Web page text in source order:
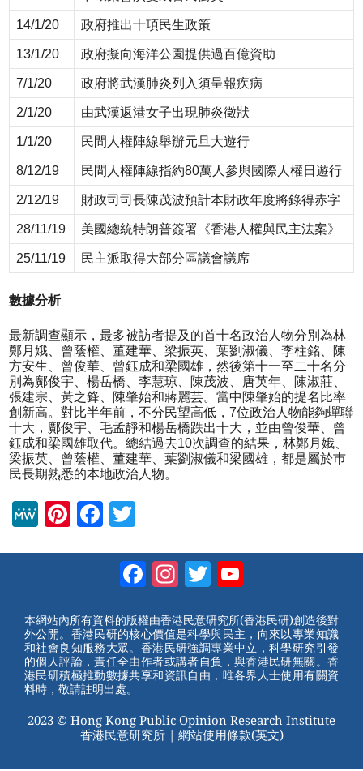
14/1/20 政府推出十項民生政策
13/1/20 政府擬向海洋公園提供過百億資助
7/1/20 政府將武漢肺炎列入須呈報疾病
2/1/20 由武漢返港女子出現肺炎徵狀
1/1/20 民間人權陣線舉辦元旦大遊行
8/12/19 民間人權陣線指約80萬人參與國際人權日遊行
2/12/19 財政司司長陳茂波預計本財政年度將錄得赤字
28/11/19 美國總統特朗普簽署《香港人權與民主法案》
25/11/19 民主派取得大部分區議會議席
數據分析
最新調查顯示，最多被訪者提及的首十名政治人物分別為林
鄭月娥、曾蔭權、董建華、梁振英、葉劉淑儀、李柱銘、陳
方安生、曾俊華、曾鈺成和梁國雄，然後第十一至二十名分
別為鄺俊宇、楊岳橋、李慧琼、陳茂波、唐英年、陳淑莊、
張建宗、黃之鋒、陳肇始和蔣麗芸。當中陳肇始的提名比率
創新高。對比半年前，不分民望高低，7位政治人物能夠蟬聯
十大，鄺俊宇、毛孟靜和楊岳橋跌出十大，並由曾俊華、曾
鈺成和梁國雄取代。總結過去10次調查的結果，林鄭月娥、
梁振英、曾蔭權、董建華、葉劉淑儀和梁國雄，都是屬於巿
民長期熟悉的本地政治人物。
M
Pi
st
F
b
o
o
k
tt
er
Facebook
Instagram
Twitter
本網站內所有資料的版權由香港民意研究所(香港民研)創造後對
外公開。香港民研的核心價值是科學與民主，向來以專業知識
和社會良知服務大眾。香港民研強調專業中立，科學研究引發
的個人評論，責任全由作者或講者自負，與香港民研無關。香
港民研積極推動數據共享和資訊自由，唯各界人士使用有關資
料時，敬請註明出處。
2023 © Hong Kong Public Opinion Research Institute
香港民意研究所 | 網站使用條款(英文)